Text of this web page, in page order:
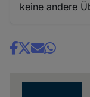
keine andere
Share